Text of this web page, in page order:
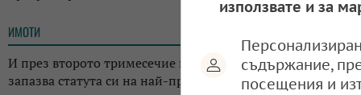
ИМОТИ
И през второто тримесечие на годината: Къщата
запазва статута си на най-предпочитаното жилище у
използвате и за
съдържание,
посещения и